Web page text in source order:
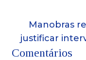
Manobras
justificar
Comentários